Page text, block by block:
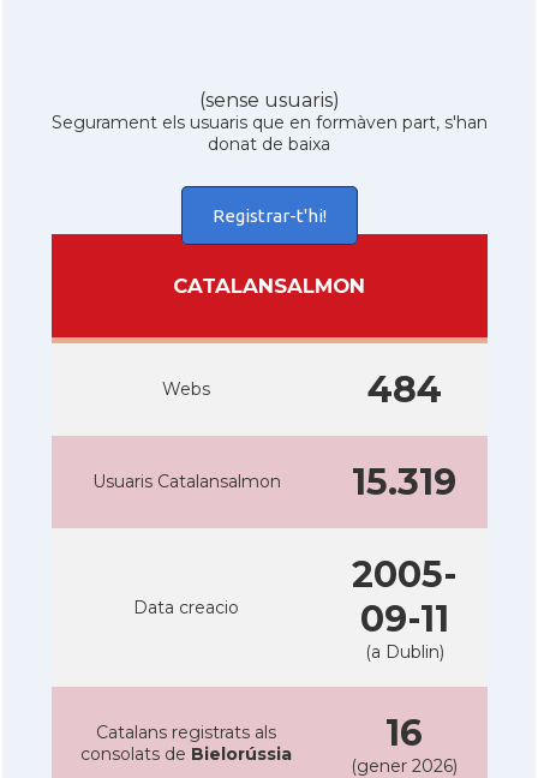
(sense usuaris)
Segurament els usuaris que en formàven part, s'han
donat de baixa
Registrar-t'hi!
CATALANSALMON
Webs 484
Usuaris Catalansalmon 15.319
Data creacio
2005-
09-11
(a Dublin)
Catalans registrats als
consolats de Bielorússia 16
(gener 2026)